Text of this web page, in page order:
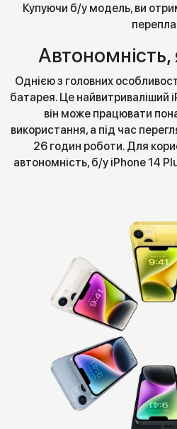
Купуючи б/у модель, ви
Однією з головних
батарея. Це найвитриваліший
він може працювати
використання, а під час
26 годин роботи. Для
автономність, б/у iPhone 14